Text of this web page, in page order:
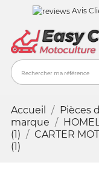
Avis
Accueil Pièces
marque
(1)
CARTER
(1)